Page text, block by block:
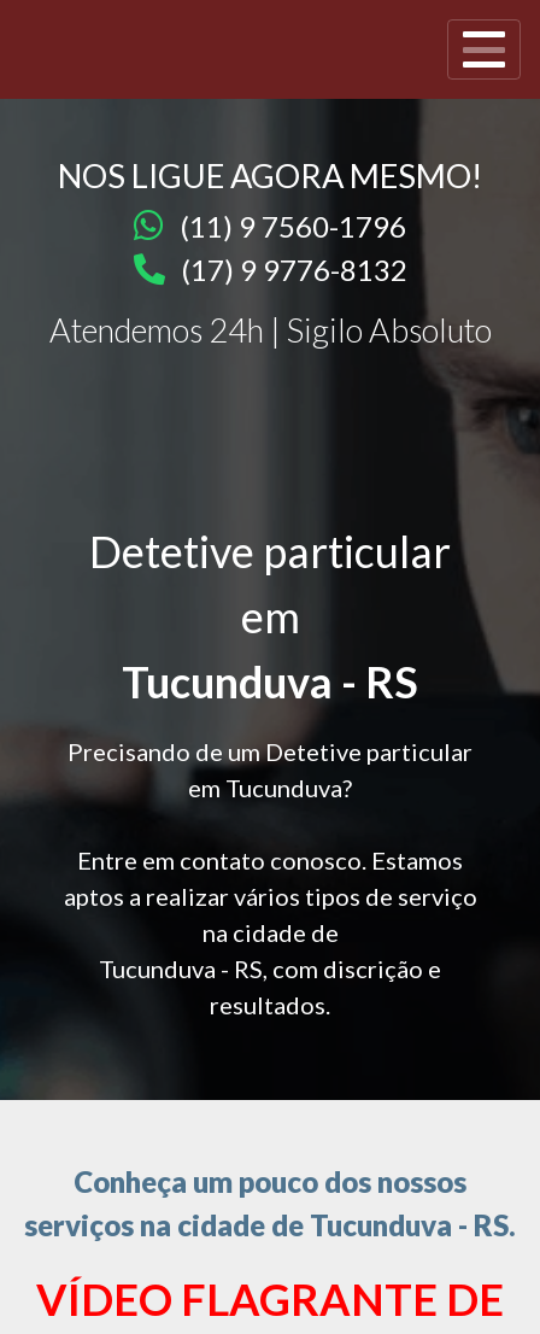
NOS LIGUE AGORA MESMO!
(11) 9 7560-1796
(17) 9 9776-8132
Atendemos 24h | Sigilo Absoluto
Detetive particular
em
Tucunduva - RS
Precisando de um Detetive particular
em Tucunduva?
Entre em contato conosco. Estamos
aptos a realizar vários tipos de serviço
na cidade de
Tucunduva - RS, com discrição e
resultados.
Conheça um pouco dos nossos
serviços na cidade de Tucunduva - RS.
VÍDEO FLAGRANTE DE